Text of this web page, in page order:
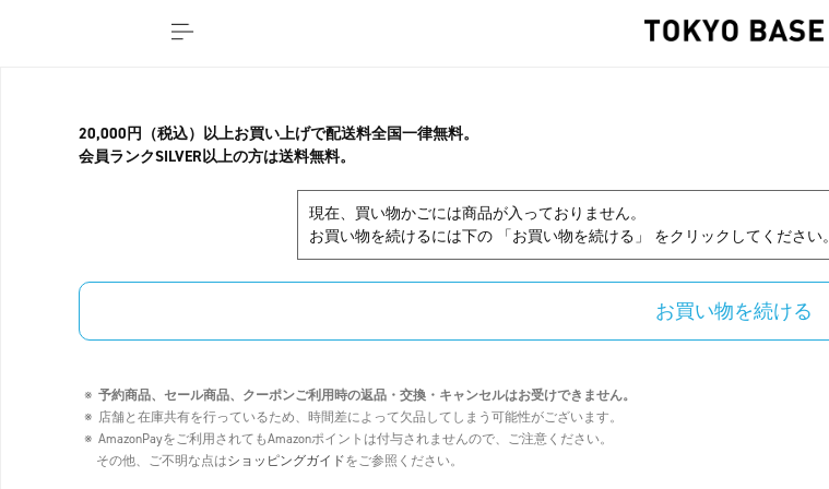
20,000円（税込）以上お買い上げで配送料全国一律無料。
会員ランクSILVER以上の方は送料無料。
現在、買い物かごには商品が入っておりません。
お買い物を続けるには下の 「お買い物を続ける」 をクリックしてください。
予約商品、セール商品、クーポンご利用時の返品・交換・キャンセルはお受けできません。
店舗と在庫共有を行っているため、時間差によって欠品してしまう可能性がございます。
AmazonPayをご利用されてもAmazonポイントは付与されませんので、ご注意ください。
その他、ご不明な点はショッピングガイドをご参照ください。